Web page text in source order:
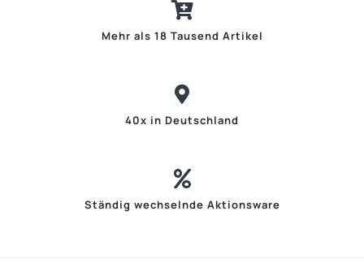
Mehr als 18 Tausend Artikel
40x in Deutschland
Ständig wechselnde Aktionsware